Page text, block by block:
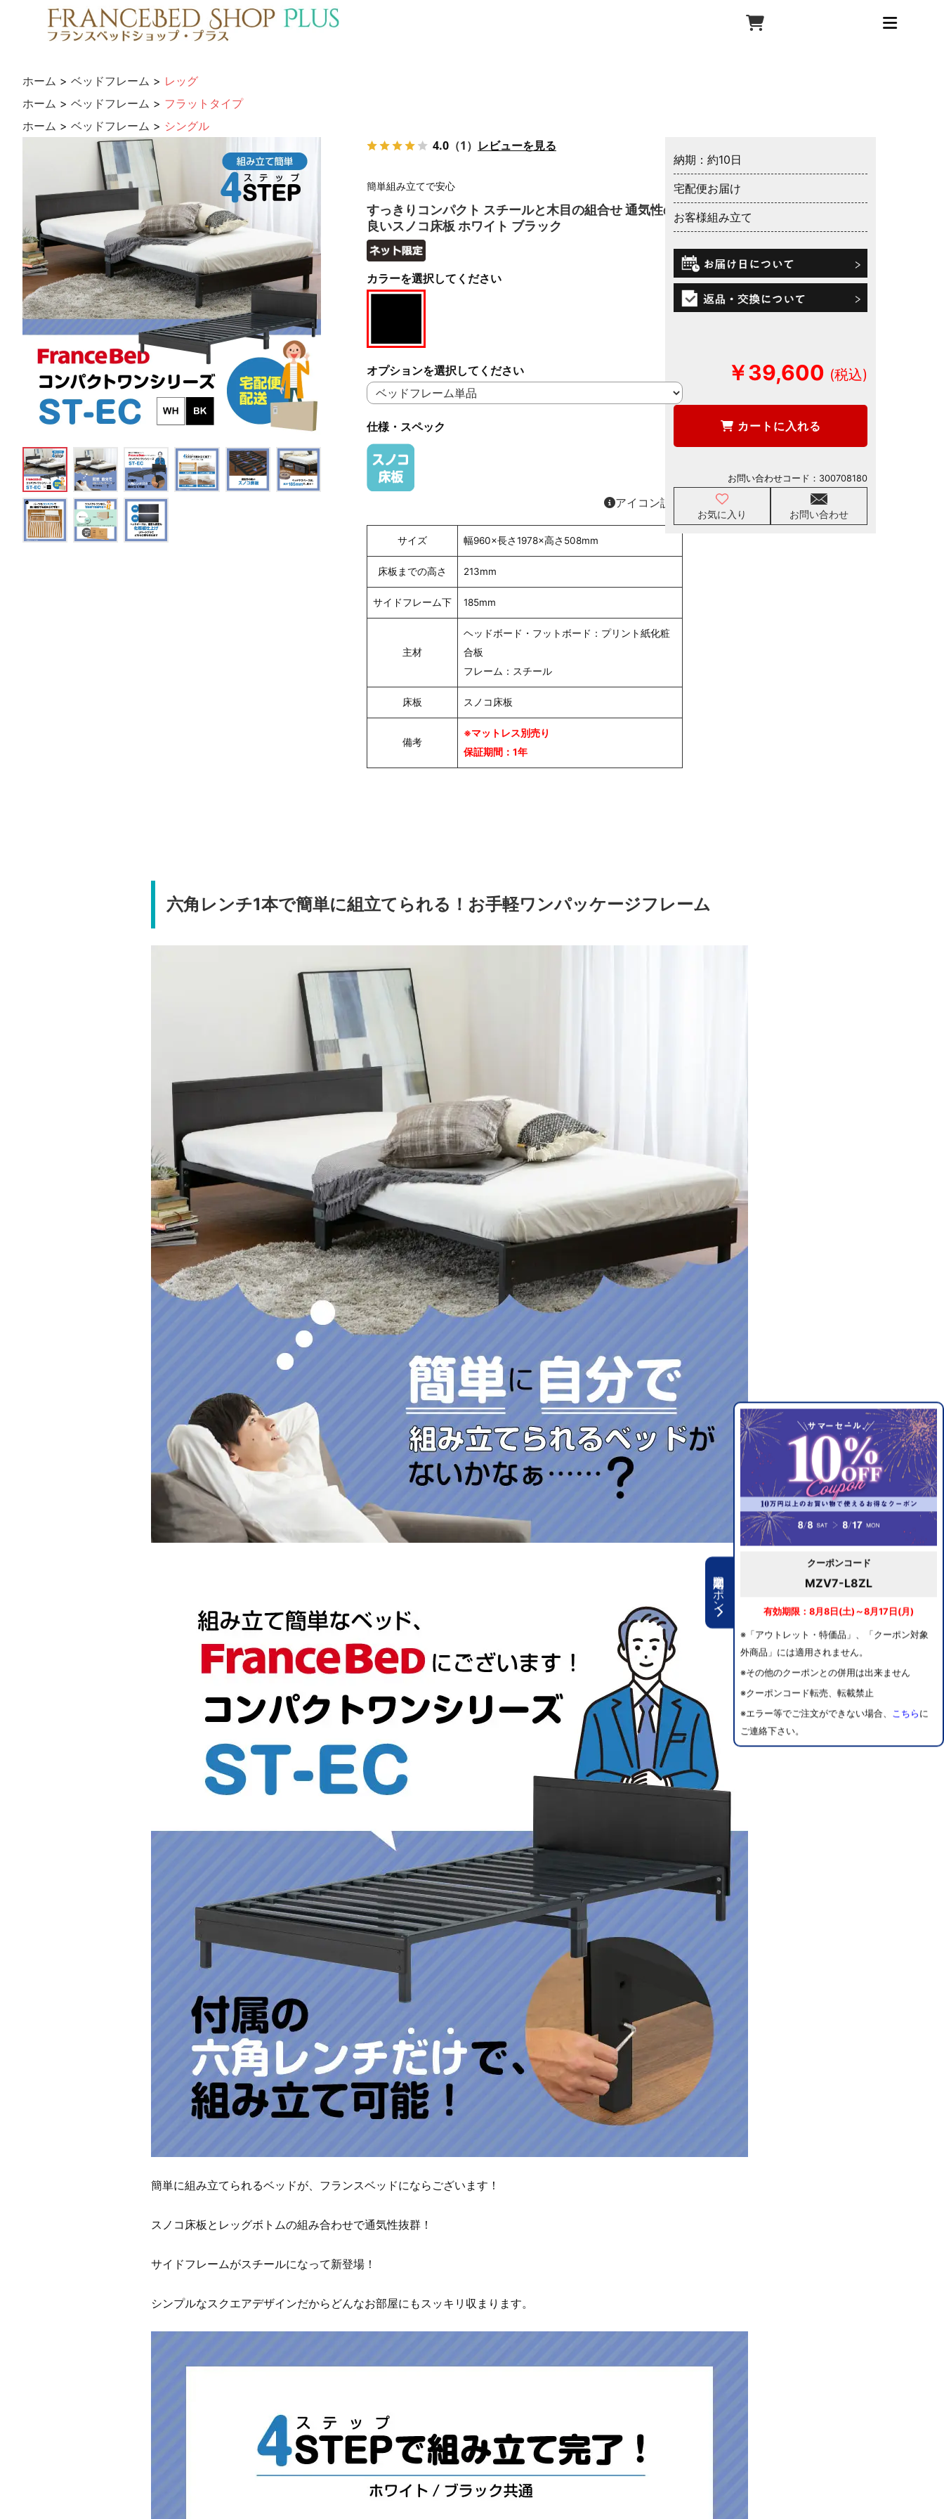
期間限定クーポン
クーポンコード
MZV7-L8ZL
有効期限：8月8日(土)～8月17日(月)
※「アウトレット・特価品」、「クーポン対象
外商品」には適用されません。
※その他のクーポンとの併用は出来ません
※クーポンコード転売、転載禁止
※エラー等でご注文ができない場合、 こちら に
ご連絡下さい。
ホーム > ベッドフレーム > レッグ
ホーム > ベッドフレーム > フラットタイプ
ホーム > ベッドフレーム > シングル
4.0 （1） レビューを見る
簡単組み立てで安心
すっきりコンパクト スチールと木目の組合せ 通気性の
良いスノコ床板 ホワイト ブラック
カラーを選択してください
オプションを選択してください
仕様・スペック
アイコン説明
サイズ 幅960×長さ1978×高さ508mm
床板までの高さ 213mm
サイドフレーム下 185mm
主材
ヘッドボード・フットボード：プリント紙化粧
合板
フレーム：スチール
床板 スノコ床板
備考
※マットレス別売り
保証期間：1年
納期：約10日
宅配便お届け
お客様組み立て
￥39,600
カートに入れる
お気に入り お問い合わせ
お問い合わせコード： 300708180
六角レンチ1本で簡単に組立てられる！お手軽ワンパッケージフレーム
簡単に組み立てられるベッドが、フランスベッドにならございます！
スノコ床板とレッグボトムの組み合わせで通気性抜群！
サイドフレームがスチールになって新登場！
シンプルなスクエアデザインだからどんなお部屋にもスッキリ収まります。